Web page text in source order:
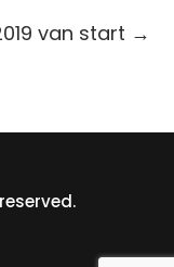
van start →